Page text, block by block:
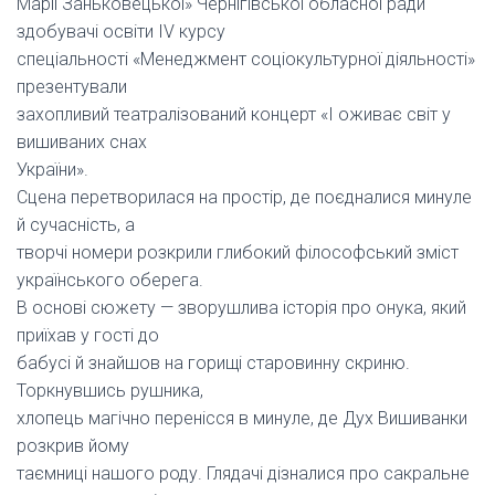
здобувачі освіти IV курсу
спеціальності «Менеджмент соціокультурної діяльності»
презентували
захопливий театралізований концерт «І оживає світ у
вишиваних снах
України».
Сцена перетворилася на простір, де поєдналися минуле
й сучасність, а
творчі номери розкрили глибокий філософський зміст
українського оберега.
В основі сюжету — зворушлива історія про онука, який
приїхав у гості до
бабусі й знайшов на горищі старовинну скриню.
Торкнувшись рушника,
хлопець магічно перенісся в минуле, де Дух Вишиванки
розкрив йому
таємниці нашого роду. Глядачі дізналися про сакральне